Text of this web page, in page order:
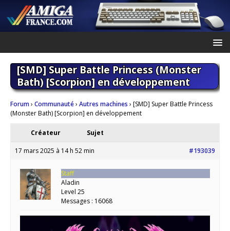
[SMD] Super Battle Princess (Monster
Bath) [Scorpion] en développement
Forum› Communauté› Autres machines › [SMD] Super Battle Princess
(Monster Bath) [Scorpion] en développement
Créateur Sujet
17 mars 2025 à 14 h 52 min #193039
Staff
Aladin
Level 25
Messages : 16068